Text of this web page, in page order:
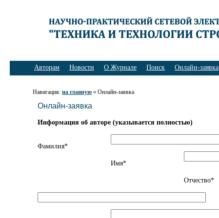
Авторам Новости О Журнале Поиск Онлайн-заявка
Навигация:на главную « Онлайн-заявка
Онлайн-заявка
Информация об авторе (указывается полностью)
Фамилия*
Имя*
Отчество*